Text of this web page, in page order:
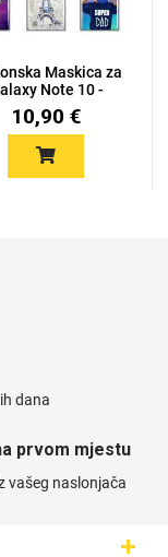
Maskica za
Note 10 -
Šareni...
10,90 €
dana
prvom mjestu
vašeg naslonjača